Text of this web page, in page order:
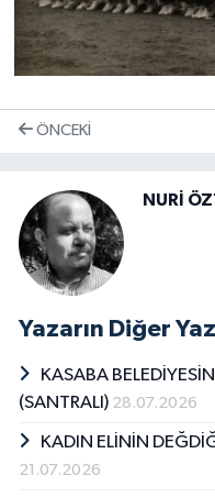
ÖNCEKI
NURİ
Yazarın Diğer
KASABA
(SANTRALI) 28.07.2026
KADIN ELİNİN
21.07.2026